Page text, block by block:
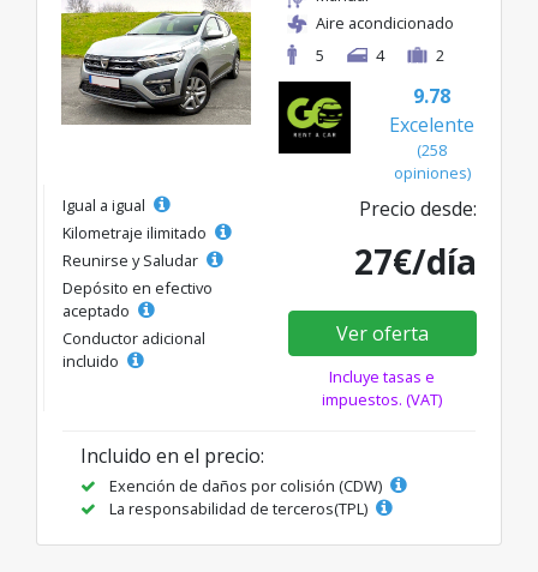
Aire acondicionado
5
4 2
9.78
Excelente
(258
opiniones)
Igual a igual
Kilometraje ilimitado
Reunirse y Saludar
Depósito en efectivo
aceptado
Conductor adicional
incluido
Precio desde:
27€/día
Ver oferta
Incluye tasas e
impuestos. (VAT)
Incluido en el precio:
Exención de daños por colisión (CDW)
La responsabilidad de terceros(TPL)